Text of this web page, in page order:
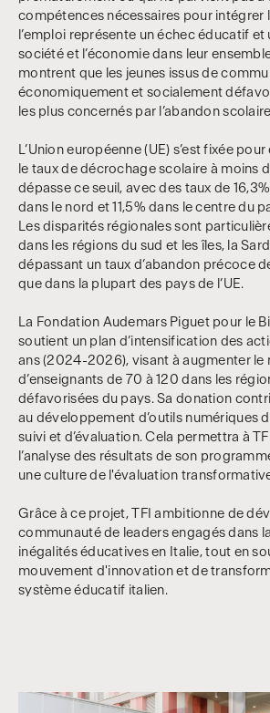
compétences nécessaires pour intégrer
l’emploi représente un échec éducatif et
société et l’économie dans leur
montrent que les jeunes issus de
économiquement et socialement
les plus concernés par l’abandon
L’Union européenne (UE) s’est fixée
le taux de décrochage scolaire à moins
dépasse ce seuil, avec des taux de 16,3%
dans le nord et 11,5% dans le centre du
Les disparités régionales sont
dans les régions du sud et les îles, la
dépassant un taux d’abandon précoce
que dans la plupart des pays de l’UE.
La Fondation Audemars Piguet pour le
soutient un plan d’intensification des
ans (2024-2026), visant à augmenter le
d’enseignants de 70 à 120 dans les
défavorisées du pays. Sa donation
au développement d’outils numériques
suivi et d’évaluation. Cela permettra à
l’analyse des résultats de son
une culture de l'évaluation
Grâce à ce projet, TFI ambitionne de
communauté de leaders engagés dans
inégalités éducatives en Italie, tout en
mouvement d'innovation et de
système éducatif italien.